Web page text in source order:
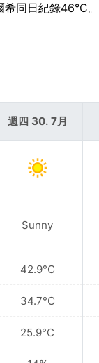
同日紀錄46°C。
週四 30. 7月
Sunny
42.9°C
34.7°C
25.9°C